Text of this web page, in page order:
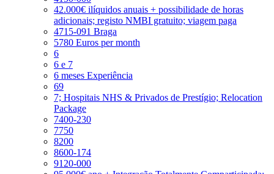
42.000€ ilíquidos anuais + possibilidade de horas
adicionais; registo NMBI gratuito; viagem paga
4715-091 Braga
5780 Euros per month
6
6 e 7
6 meses Experiência
69
7; Hospitais NHS & Privados de Prestígio; Relocation
Package
7400-230
7750
8200
8600-174
9120-000